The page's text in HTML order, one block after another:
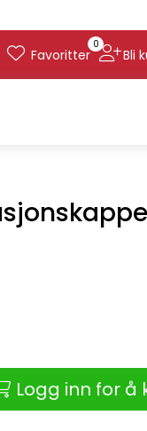
0
Favoritter Bli
Logg inn for å